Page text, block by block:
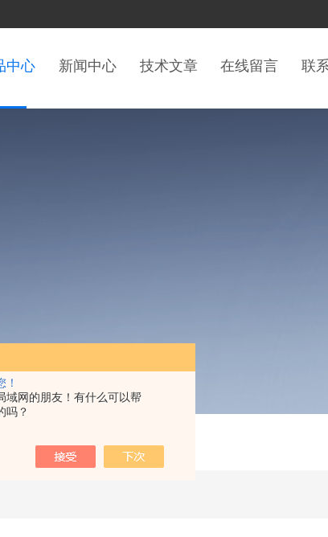
！
域网的朋友！有什么可以帮
吗？
中心 新闻中心 技术文章 在线留言 联